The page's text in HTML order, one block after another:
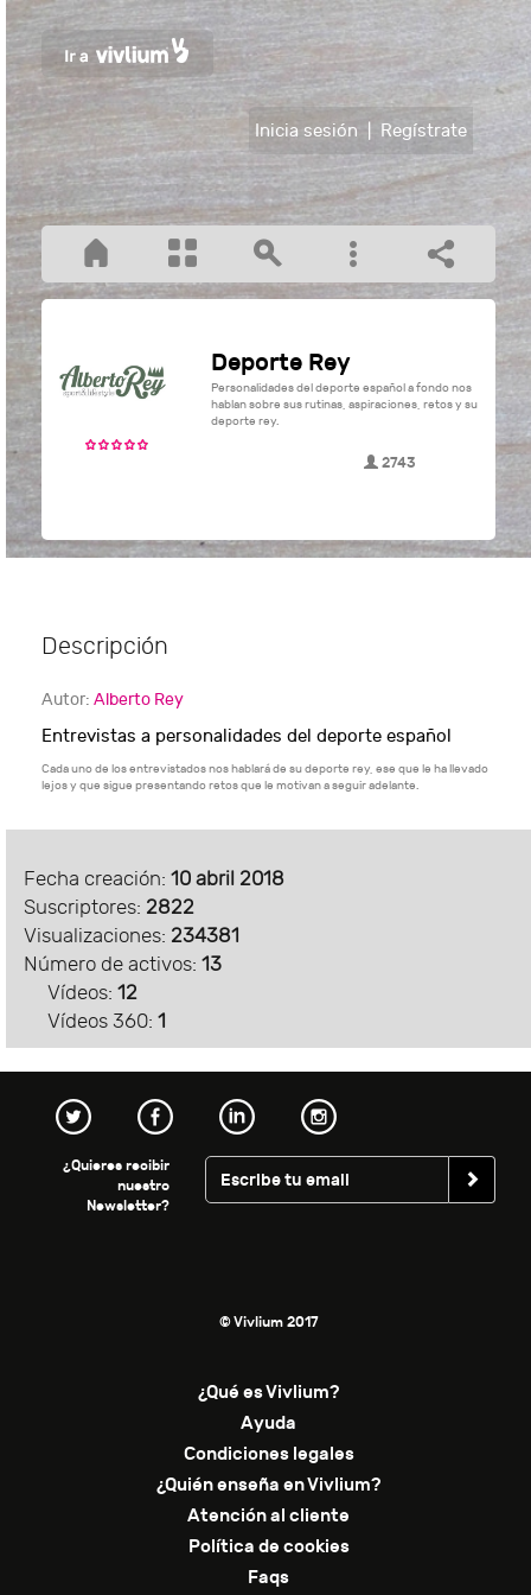
Inicia sesión Regístrate
Deporte Rey
Personalidades del deporte español a fondo nos
hablan sobre sus rutinas, aspiraciones, retos y su
deporte rey.
2743
Descripción
Autor: Alberto Rey
Entrevistas a personalidades del deporte español
Cada uno de los entrevistados nos hablará de su deporte rey, ese que le ha llevado
lejos y que sigue presentando retos que le motivan a seguir adelante.
Fecha creación: 10 abril 2018
Suscriptores: 2822
Visualizaciones: 234381
Número de activos: 13
Vídeos: 12
Vídeos 360: 1
¿Quieres recibir
nuestro
Newsletter?
© Vivlium 2017
¿Qué es Vivlium?
Ayuda
Condiciones legales
¿Quién enseña en Vivlium?
Atención al cliente
Política de cookies
Faqs